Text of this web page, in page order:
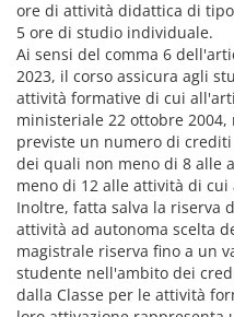
ore di attività didattica di
5 ore di studio individuale.
Ai sensi del comma 6
2023, il corso assicura agli
attività formative di cui
ministeriale 22 ottobre
previste un numero di
dei quali non meno di 8 alle
meno di 12 alle attività di cui
Inoltre, fatta salva la riserva
attività ad autonoma scelta
magistrale riserva fino a un
studente nell'ambito dei
dalla Classe per le attività